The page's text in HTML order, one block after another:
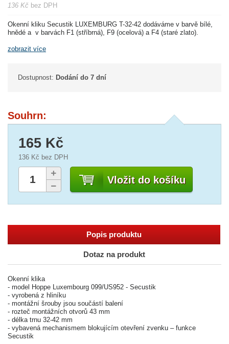
136 Kč bez DPH
Okenní kliku Secustik LUXEMBURG T-32-42 dodáváme v barvě bílé,
hnědé a v barvách F1 (stříbrná), F9 (ocelová) a F4 (staré zlato).
zobrazit více
Dostupnost: Dodání do 7 dní
Souhrn:
Vložit do košíku
165 Kč
136 Kč bez DPH
Popis produktu
Dotaz na produkt
Okenní klika
- model Hoppe Luxembourg 099/US952 - Secustik
- vyrobená z hliníku
- montážní šrouby jsou součástí balení
- rozteč montážních otvorů 43 mm
- délka trnu 32-42 mm
- vybavená mechanismem blokujícím otevření zvenku – funkce
Secustik